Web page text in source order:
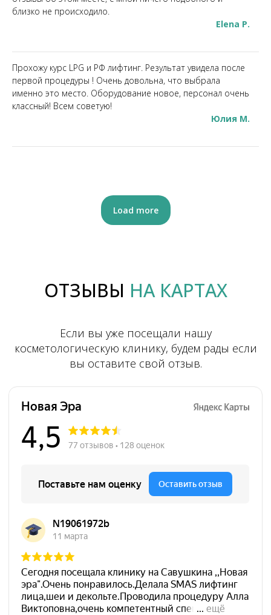
близко не происходило.
Elena P.
Прохожу курс LPG и РФ лифтинг. Результат увидела после
первой процедуры ! Очень довольна, что выбрала
именно это место. Оборудование новое, персонал очень
классный! Всем советую!
Юлия М.
Load more
ОТЗЫВЫ НА КАРТАХ
Если вы уже посещали нашу
косметологическую клинику, будем рады если
вы оставите свой отзыв.
Новая эра на карте Санкт‑Петербурга — Яндекс Карты